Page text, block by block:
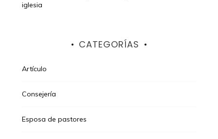
iglesia
CATEGORÍAS
Artículo
Consejería
Esposa de pastores